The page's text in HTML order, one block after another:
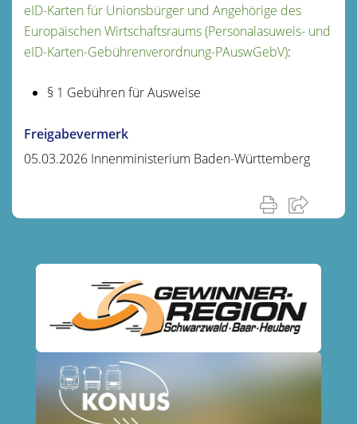
eID-Karten für Unionsbürger und Angehörige des
Europäischen Wirtschaftsraums (Personalasuweis- und
eID-Karten-Gebührenverordnung-PAuswGebV):
§ 1 Gebühren für Ausweise
Freigabevermerk
05.03.2026 Innenministerium Baden-Württemberg